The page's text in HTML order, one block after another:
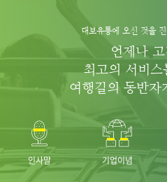
대보유통에 오신 것을
언제나
최고의 서비스
여행길의 동반자
인사말 기업이념